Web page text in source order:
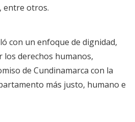
entre otros.
con un enfoque de dignidad,
derechos humanos,
de Cundinamarca con la
más justo, humano e